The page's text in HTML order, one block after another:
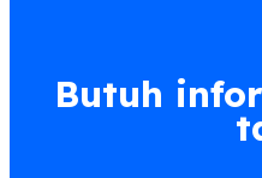
Butuh